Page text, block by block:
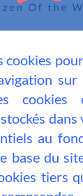
cookies
cookies
au
base du
tiers